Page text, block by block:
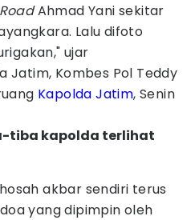
Ahmad Yani sekitar
Lalu difoto
ujar
Jatim, Kombes Pol Teddy
Kapolda Jatim, Senin
tiba kapolda terlihat
akbar sendiri terus
yang dipimpin oleh